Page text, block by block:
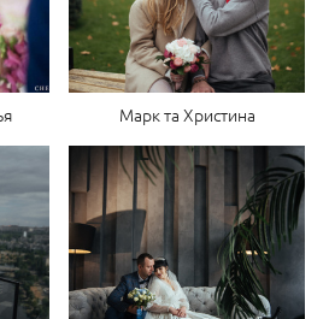
Марк та Христина